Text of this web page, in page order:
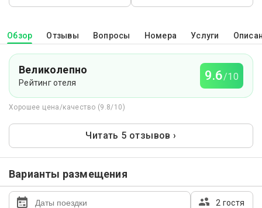
Обзор Отзывы Вопросы Номера Услуги
Великолепно
Рейтинг отеля 9.6/10
Хорошее цена/качество (9.8/10)
Читать 5 отзывов ›
Варианты размещения
2 гостя